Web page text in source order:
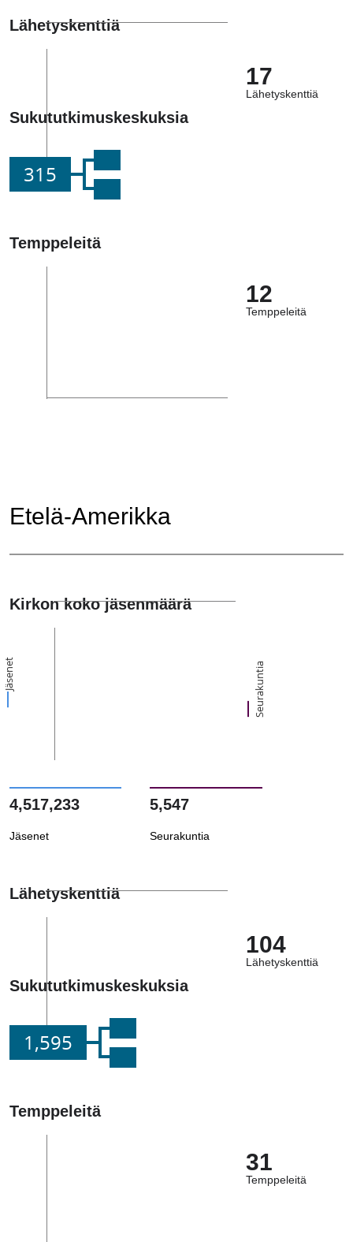
Lähetyskenttiä
17
Lähetyskenttiä
Sukututkimuskeskuksia
315
Temppeleitä
12
Temppeleitä
Etelä-Amerikka
Kirkon koko jäsenmäärä
Jäsenet Seurakuntia
4,517,233
Jäsenet
5,547
Seurakuntia
Lähetyskenttiä
104
Lähetyskenttiä
Sukututkimuskeskuksia
1,595
Temppeleitä
31
Temppeleitä